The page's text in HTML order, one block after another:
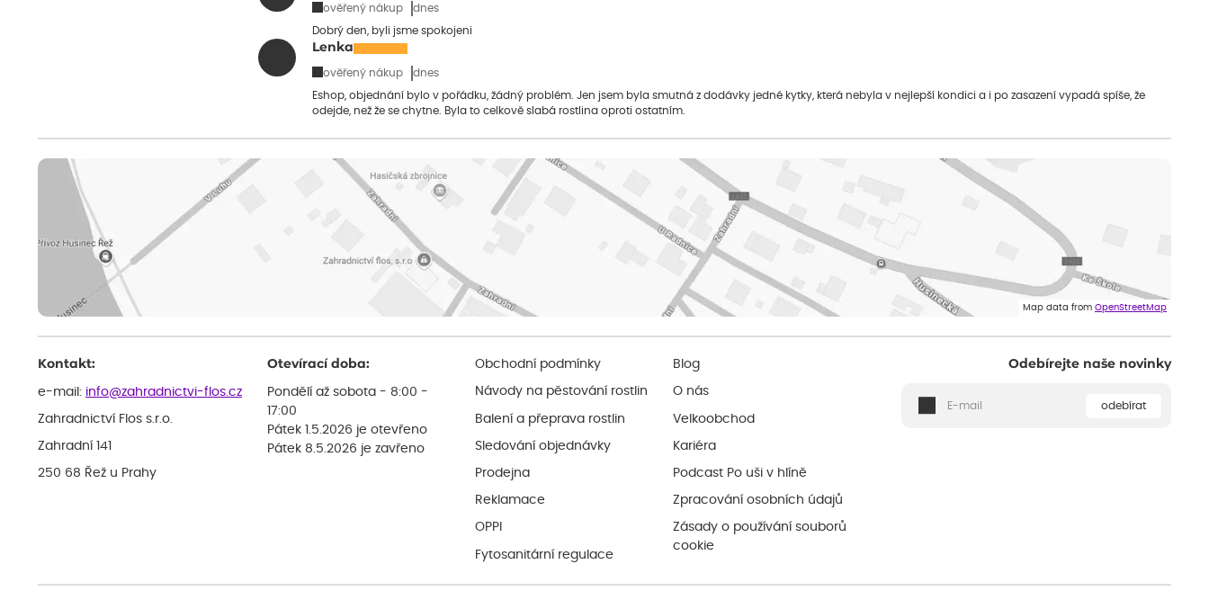
ověřený nákup dnes
Dobrý den, byli jsme spokojeni
Lenka
ověřený nákup dnes
Eshop, objednání bylo v pořádku, žádný problém. Jen jsem byla smutná z dodávky jedné kytky, která nebyla v nejlepší kondici a i po zasazení vypadá spíše, že
odejde, než že se chytne. Byla to celkově slabá rostlina oproti ostatním.
Map data from OpenStreetMap
Kontakt:
e-mail: info@zahradnictvi-flos.cz
Zahradnictví Flos s.r.o.
Zahradní 141
250 68 Řež u Prahy
Otevírací doba:
Pondělí až sobota - 8:00 -
17:00
Pátek 1.5.2026 je otevřeno
Pátek 8.5.2026 je zavřeno
Obchodní podmínky
Návody na pěstování rostlin
Balení a přeprava rostlin
Sledování objednávky
Prodejna
Reklamace
OPPI
Fytosanitární regulace
Blog
O nás
Velkoobchod
Kariéra
Podcast Po uši v hlíně
Zpracování osobních údajů
Zásady o používání souborů
cookie
Odebírejte naše novinky
odebírat